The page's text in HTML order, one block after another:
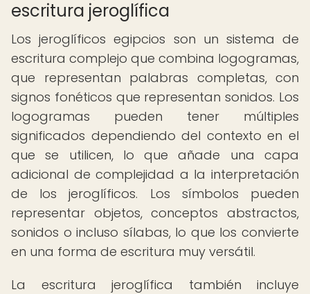
escritura jeroglífica
Los jeroglíficos egipcios son un sistema de
escritura complejo que combina logogramas,
que representan palabras completas, con
signos fonéticos que representan sonidos. Los
logogramas pueden tener múltiples
significados dependiendo del contexto en el
que se utilicen, lo que añade una capa
adicional de complejidad a la interpretación
de los jeroglíficos. Los símbolos pueden
representar objetos, conceptos abstractos,
sonidos o incluso sílabas, lo que los convierte
en una forma de escritura muy versátil.
La escritura jeroglífica también incluye